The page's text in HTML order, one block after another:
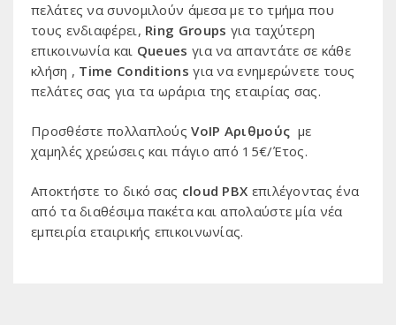
πελάτες να συνομιλούν άμεσα με το τμήμα που
τους ενδιαφέρει, Ring Groups για ταχύτερη
επικοινωνία και Queues για να απαντάτε σε κάθε
κλήση , Time Conditions για να ενημερώνετε τους
πελάτες σας για τα ωράρια της εταιρίας σας.
Προσθέστε πολλαπλούςVoIP Αριθμούς με
χαμηλές χρεώσεις και πάγιο από 15€/Έτος.
Αποκτήστε το δικό σας cloud PBX επιλέγοντας ένα
από τα διαθέσιμα πακέτα και απολαύστε μία νέα
εμπειρία εταιρικής επικοινωνίας.